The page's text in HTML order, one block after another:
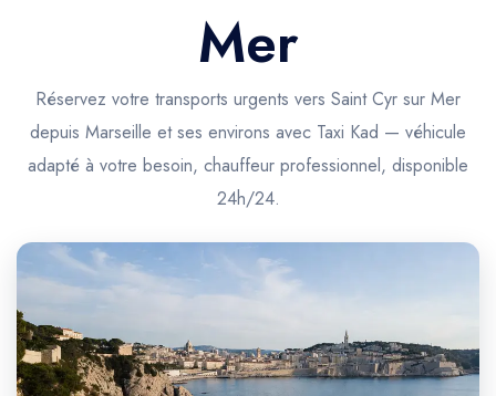
Trajet Port croisière
Trajet Santé
Trajet Longue Distance
Actualités & évènements
Contactez-nous
Mer
Réservez votre transports urgents vers Saint Cyr sur Mer
depuis Marseille et ses environs avec Taxi Kad — véhicule
adapté à votre besoin, chauffeur professionnel, disponible
24h/24.